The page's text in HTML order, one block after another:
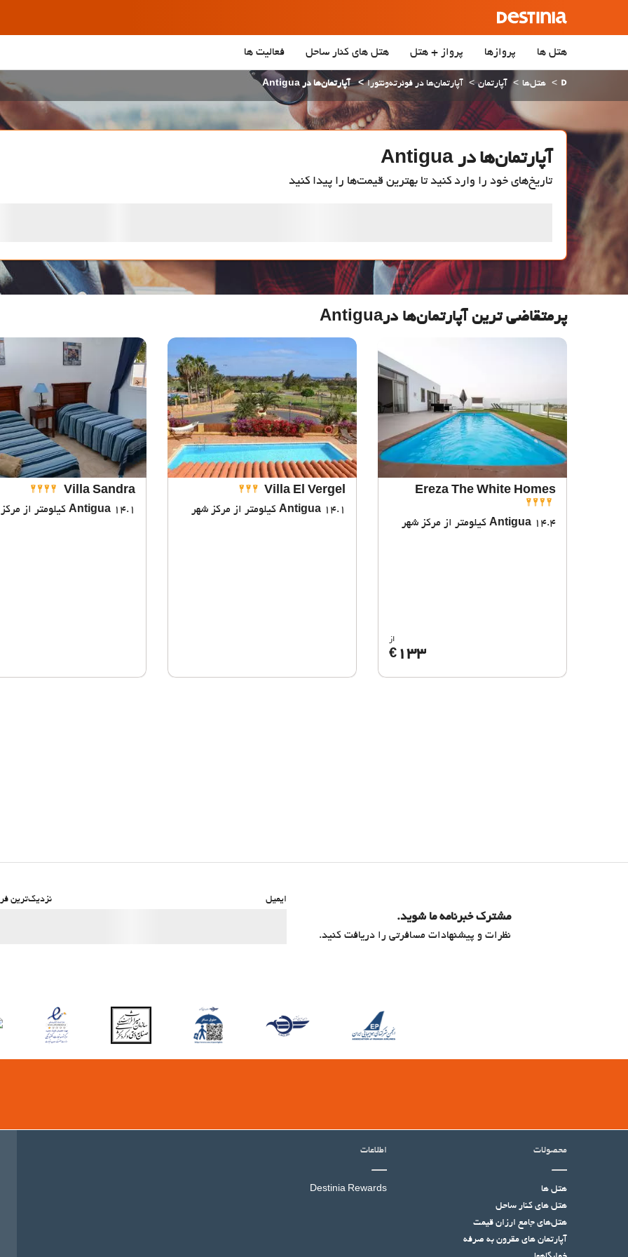
هتل ها پروازها پرواز + هتل هتل‌ های کنار ساحل فعالیت ها
هتل‌ها آپارتمان آپارتمان‌ها در فوئرته‌ونتورا آپارتمان‌ها در Antigua
آپارتمان‌ها در Antigua
تاریخ‌های خود را وارد کنید تا بهترین قیمت‌ها را پیدا کنید
پرمتقاضی ترین آپارتمان‌‌ها درAntigua
Ereza The White Homes
Antigua 14.4 کیلومتر از مرکز شهر
از
€ 133
Villa El Vergel
Antigua 14.1 کیلومتر از مرکز شهر
Villa Sandra
Antigua 14.1 کیلومتر از مرکز شهر
مشترک خبرنامه ما شوید.
نظرات و پیشنهادات مسافرتی را دریافت کنید.
ایمیل نزدیک‌ترین
محصولات
هتل ها
هتل‌ های کنار ساحل
هتل‌های جامع ارزان قیمت
آپارتمان های مقرون به صرفه
اطلاعات
Destinia Rewards